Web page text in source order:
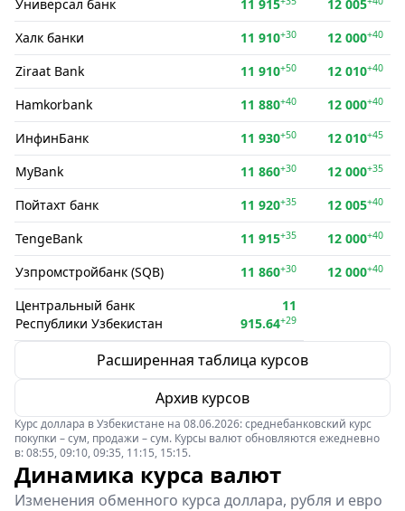
Универсал банк
11 915 12 005
Халк банки 11 910+30 12 000+40
Ziraat Bank 11 910+50 12 010+40
Hamkorbank 11 880+40 12 000+40
ИнфинБанк 11 930+50 12 010+45
MyBank 11 860+30 12 000+35
Пойтахт банк 11 920+35 12 005+40
TengeBank 11 915+35 12 000+40
Узпромстройбанк (SQB) 11 860+30 12 000+40
Центральный банк
Республики Узбекистан
11
915.64+29
Расширенная таблица курсов
Архив курсов
Курс доллара в Узбекистане на 08.06.2026: среднебанковский курс
покупки – сум, продажи – сум. Курсы валют обновляются ежедневно
в: 08:55, 09:10, 09:35, 11:15, 15:15.
Динамика курса валют
Изменения обменного курса доллара, рубля и евро